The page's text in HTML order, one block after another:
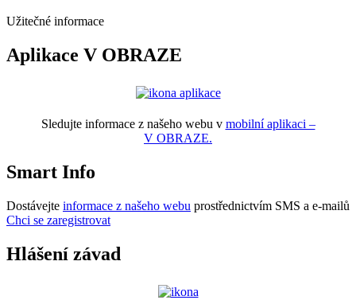
Užitečné informace
Aplikace V OBRAZE
Sledujte informace z našeho webu v mobilní aplikaci –
V OBRAZE.
Smart Info
Dostávejte informace z našeho webu prostřednictvím SMS a e-mailů
Chci se zaregistrovat
Hlášení závad